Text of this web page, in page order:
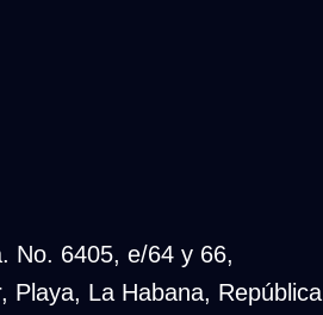
No. 6405, e/64 y 66,
Playa, La Habana, República